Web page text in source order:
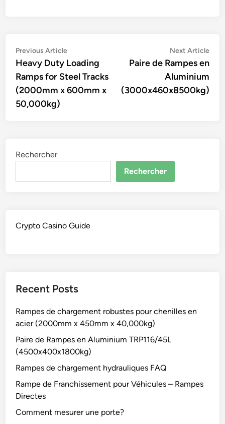
Navigation
de
l’article
Previous ArticlePrevious
article:
Heavy Duty Loading
Ramps for Steel Tracks
(2000mm x 600mm x
50,000kg)
Next Article
Paire de Rampes en
Aluminium
(3000x460x8500kg)
Rechercher
Rechercher
Crypto Casino Guide
Recent Posts
Rampes de chargement robustes pour chenilles en
acier (2000mm x 450mm x 40,000kg)
Paire de Rampes en Aluminium TRP116/45L
(4500x400x1800kg)
Rampes de chargement hydrauliques FAQ
Rampe de Franchissement pour Véhicules – Rampes
Directes
Comment mesurer une porte?